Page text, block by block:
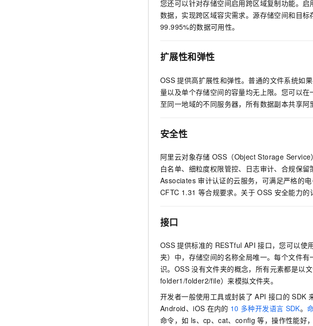
您还可以针对存储空间启用跨区域复制功能。
数据，实现跨区域容灾需求。源存储空间和目标
99.995%的数据可用性。
扩展性和弹性
OSS 提供高扩展性和弹性。普通的文件系统如
量以及单个存储空间的容量均无上限。您可以
至同一地域的不同服务器，所有数据副本共享阿
安全性
阿里云对象存储 OSS（Object Storage Service
白名单、细粒度权限管控、日志审计、合规保
Associates 审计认证的云服务，可满足严格的
CFTC 1.31 等合规要求。关于 OSS 安全能力的
接口
OSS 提供标准的 RESTful API 接口，您可以使
夹）中，存储空间的名称全局唯一。每个文件有
识。OSS 没有文件夹的概念，所有元素都是以
folder1/folder2/file）来模拟文件夹。
开发者一般使用工具或封装了 API 接口的 SDK
Android、iOS 在内的 10 多种开发语言 SDK。
命令，如 ls、cp、cat、config 等，操作性能好